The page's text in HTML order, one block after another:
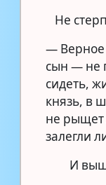
Не
— Верное
сын — не
сидеть,
князь, в
не рыщет
залегли
И